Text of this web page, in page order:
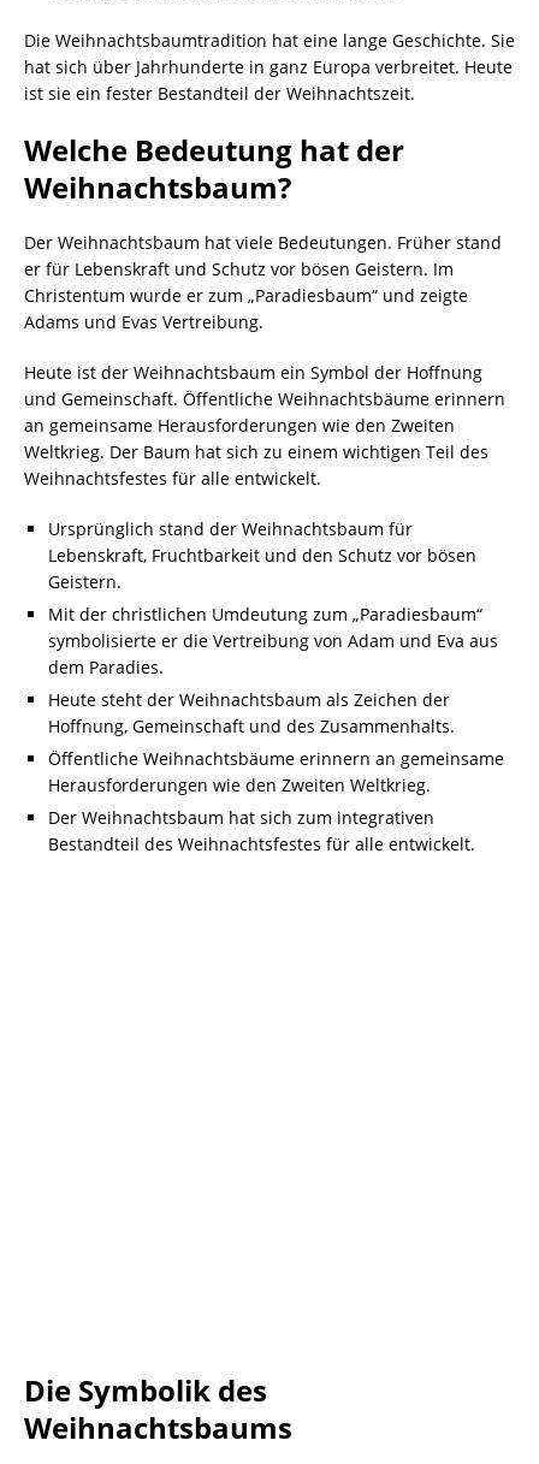
Die Weihnachtsbaumtradition hat eine lange Geschichte. Sie
hat sich über Jahrhunderte in ganz Europa verbreitet. Heute
ist sie ein fester Bestandteil der Weihnachtszeit.
Welche Bedeutung hat der
Weihnachtsbaum?
Der Weihnachtsbaum hat viele Bedeutungen. Früher stand
er für Lebenskraft und Schutz vor bösen Geistern. Im
Christentum wurde er zum „Paradiesbaum“ und zeigte
Adams und Evas Vertreibung.
Heute ist der Weihnachtsbaum ein Symbol der Hoffnung
und Gemeinschaft. Öffentliche Weihnachtsbäume erinnern
an gemeinsame Herausforderungen wie den Zweiten
Weltkrieg. Der Baum hat sich zu einem wichtigen Teil des
Weihnachtsfestes für alle entwickelt.
Ursprünglich stand der Weihnachtsbaum für
Lebenskraft, Fruchtbarkeit und den Schutz vor bösen
Geistern.
Mit der christlichen Umdeutung zum „Paradiesbaum“
symbolisierte er die Vertreibung von Adam und Eva aus
dem Paradies.
Heute steht der Weihnachtsbaum als Zeichen der
Hoffnung, Gemeinschaft und des Zusammenhalts.
Öffentliche Weihnachtsbäume erinnern an gemeinsame
Herausforderungen wie den Zweiten Weltkrieg.
Der Weihnachtsbaum hat sich zum integrativen
Bestandteil des Weihnachtsfestes für alle entwickelt.
Die Symbolik des
Weihnachtsbaums